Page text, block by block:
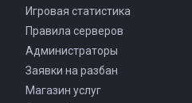
Игровая статистика
Правила серверов
Администраторы
Заявки на разбан
Магазин услуг